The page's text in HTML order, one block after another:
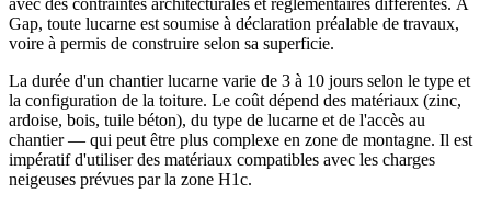
avec des contraintes architecturales et réglementaires différentes. À
Gap, toute lucarne est soumise à déclaration préalable de travaux,
voire à permis de construire selon sa superficie.
La durée d'un chantier lucarne varie de 3 à 10 jours selon le type et
la configuration de la toiture. Le coût dépend des matériaux (zinc,
ardoise, bois, tuile béton), du type de lucarne et de l'accès au
chantier — qui peut être plus complexe en zone de montagne. Il est
impératif d'utiliser des matériaux compatibles avec les charges
neigeuses prévues par la zone H1c.